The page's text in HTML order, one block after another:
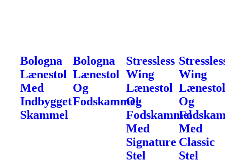
Bologna
Lænestol
Med
Indbygget
Skammel
Bologna
Lænestol
Og
Fodskammel
Stressless
Wing
Lænestol
Og
Fodskammel
Med
Signature
Stel
Wing
Og
Med
Classic
Stel